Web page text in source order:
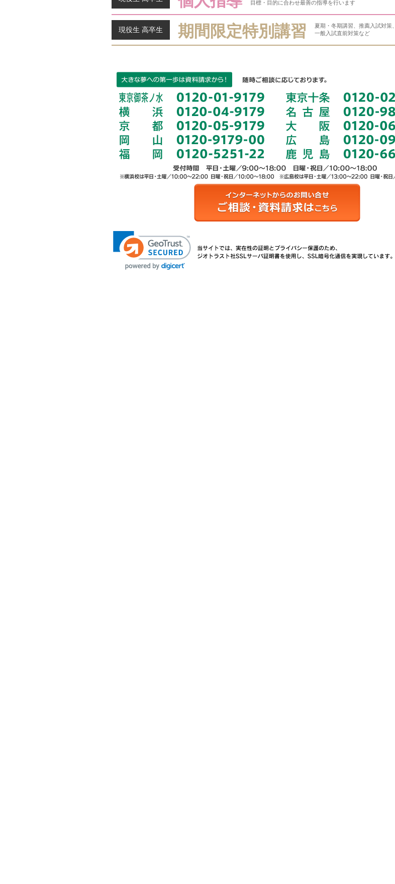
目標・目的に合わせ最善の指導を行います
現役生 高卒生 期間限定特別講習
夏期・冬期講習、推薦入試対策、
一般入試直前対策など